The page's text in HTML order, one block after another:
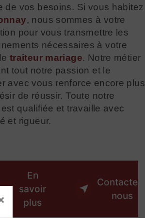
de vos besoins. Si vous habitez
, nous sommes à votre
pour vous transmettre les
nécessaires à votre
traiteur mariage. Notre métier
tout notre passion et le
avec vous renforce encore plus
de réussir. Toute notre
qualifiée et travaille avec
et rigueur.
En
savoir
plus
Contactez-
nous